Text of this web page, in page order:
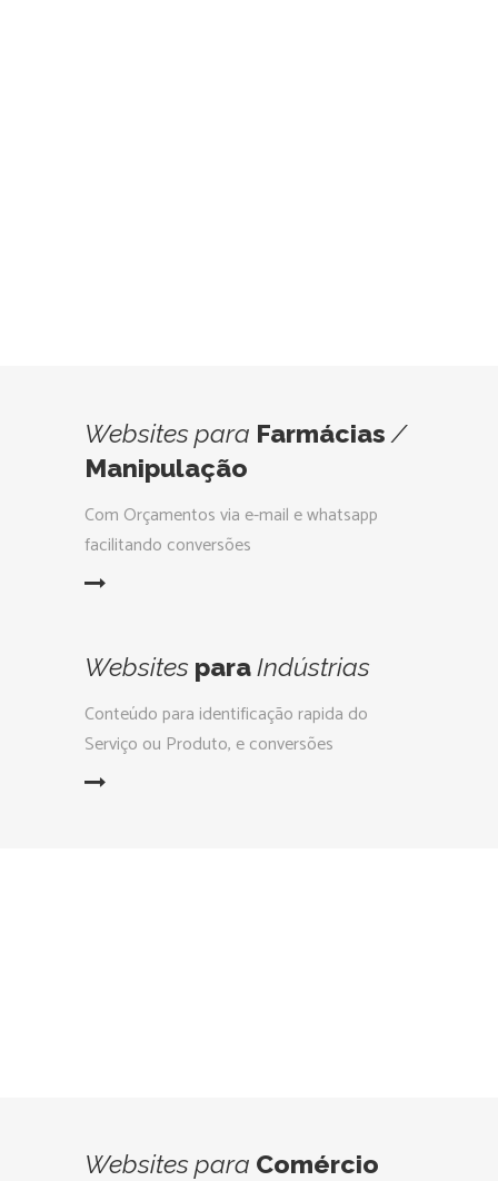
Websitespara Farmácias/
Manipulação
Com Orçamentos via e-mail e whatsapp
facilitando conversões
LEIA MAIS
Websites paraIndústrias
Conteúdo para identificação rapida do
Serviço ou Produto, e conversões
LEIA MAIS
Websitespara Comércio